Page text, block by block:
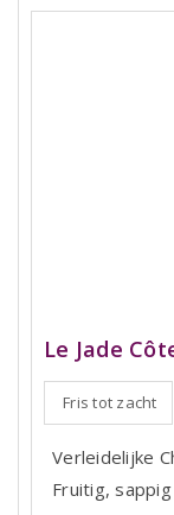
Le Jade
Fris tot zacht
Verleidelijke
Fruitig,